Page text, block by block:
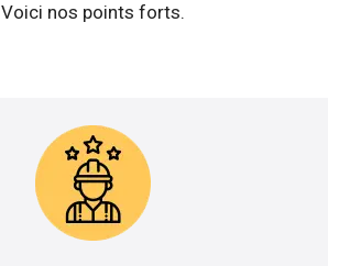
Voici nos points forts.